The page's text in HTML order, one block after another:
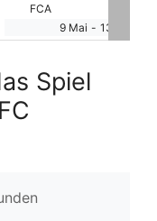
VfB
9 Mai - 13:30
Spiel